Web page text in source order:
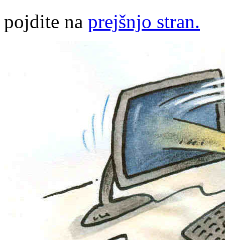
pojdite na prejšnjo stran.